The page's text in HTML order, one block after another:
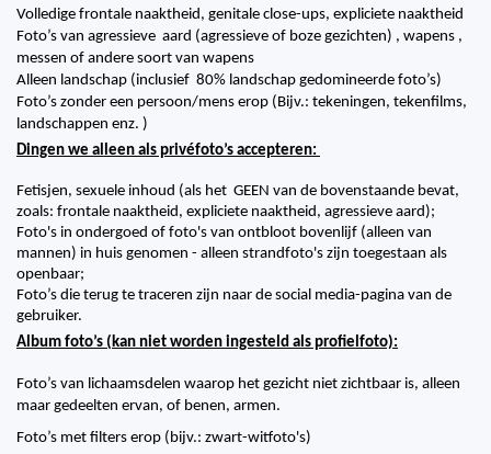
Volledige frontale naaktheid, genitale close-ups, expliciete naaktheid
Foto’s van agressieve  aard (agressieve of boze gezichten) , wapens ,
messen of andere soort van wapens
Alleen landschap (inclusief  80% landschap gedomineerde foto’s)
Foto’s zonder een persoon/mens erop (Bijv.: tekeningen, tekenfilms,
landschappen enz. )
Dingen we alleen als privéfoto’s accepteren:
Fetisjen, sexuele inhoud (als het  GEEN van de bovenstaande bevat,
zoals: frontale naaktheid, expliciete naaktheid, agressieve aard);
Foto's in ondergoed of foto's van ontbloot bovenlijf (alleen van
mannen) in huis genomen - alleen strandfoto's zijn toegestaan als
openbaar;
Foto’s die terug te traceren zijn naar de social media-pagina van de
gebruiker.
Album foto’s (kan niet worden ingesteld als profielfoto):
Foto’s van lichaamsdelen waarop het gezicht niet zichtbaar is, alleen
maar gedeelten ervan, of benen, armen.
Foto’s met filters erop (bijv.: zwart-witfoto's)